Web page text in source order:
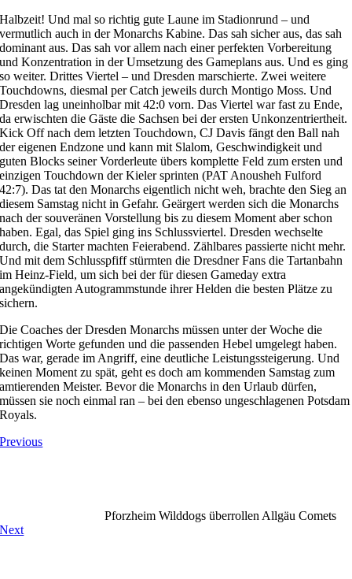
Halbzeit! Und mal so richtig gute Laune im Stadionrund – und
vermutlich auch in der Monarchs Kabine. Das sah sicher aus, das sah
dominant aus. Das sah vor allem nach einer perfekten Vorbereitung
und Konzentration in der Umsetzung des Gameplans aus. Und es ging
so weiter. Drittes Viertel – und Dresden marschierte. Zwei weitere
Touchdowns, diesmal per Catch jeweils durch Montigo Moss. Und
Dresden lag uneinholbar mit 42:0 vorn. Das Viertel war fast zu Ende,
da erwischten die Gäste die Sachsen bei der ersten Unkonzentriertheit.
Kick Off nach dem letzten Touchdown, CJ Davis fängt den Ball nah
der eigenen Endzone und kann mit Slalom, Geschwindigkeit und
guten Blocks seiner Vorderleute übers komplette Feld zum ersten und
einzigen Touchdown der Kieler sprinten (PAT Anousheh Fulford
42:7). Das tat den Monarchs eigentlich nicht weh, brachte den Sieg an
diesem Samstag nicht in Gefahr. Geärgert werden sich die Monarchs
nach der souveränen Vorstellung bis zu diesem Moment aber schon
haben. Egal, das Spiel ging ins Schlussviertel. Dresden wechselte
durch, die Starter machten Feierabend. Zählbares passierte nicht mehr.
Und mit dem Schlusspfiff stürmten die Dresdner Fans die Tartanbahn
im Heinz-Field, um sich bei der für diesen Gameday extra
angekündigten Autogrammstunde ihrer Helden die besten Plätze zu
sichern.
Die Coaches der Dresden Monarchs müssen unter der Woche die
richtigen Worte gefunden und die passenden Hebel umgelegt haben.
Das war, gerade im Angriff, eine deutliche Leistungssteigerung. Und
keinen Moment zu spät, geht es doch am kommenden Samstag zum
amtierenden Meister. Bevor die Monarchs in den Urlaub dürfen,
müssen sie noch einmal ran – bei den ebenso ungeschlagenen Potsdam
Royals.
Previous
Pforzheim Wilddogs überrollen Allgäu Comets
Next